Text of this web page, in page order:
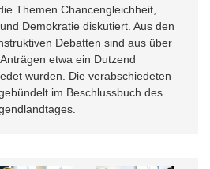
Themen Chancengleichheit,
Demokratie diskutiert. Aus den
Debatten sind aus über
etwa ein Dutzend
wurden. Die verabschiedeten
im Beschlussbuch des